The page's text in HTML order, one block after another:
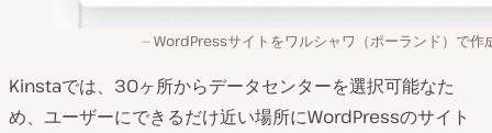
WordPressサイトをワルシャワ（ポーランド）で作
Kinstaでは、30ヶ所からデータセンターを選択可能なた
め、ユーザーにできるだけ近い場所にWordPressのサイト